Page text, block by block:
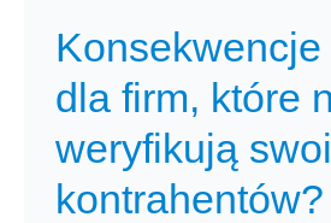
dla firm, które
weryfikują
kontrahentów?